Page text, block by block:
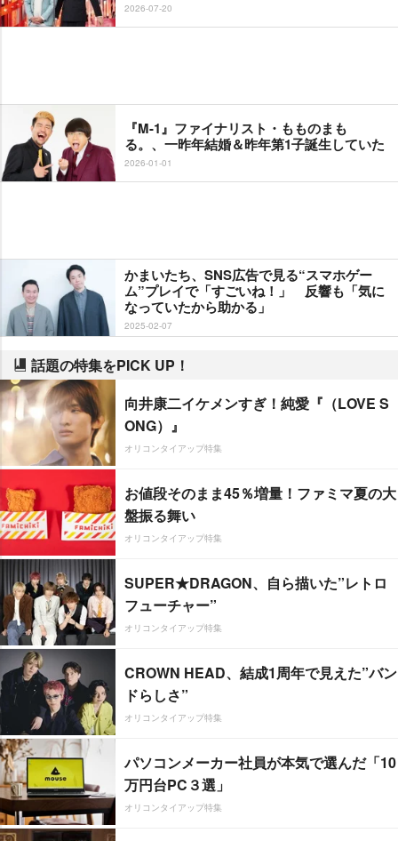
2026-07-20
『M-1』ファイナリスト・もものまも
る。、一昨年結婚＆昨年第1子誕生していた
2026-01-01
かまいたち、SNS広告で見る“スマホゲー
ム”プレイで「すごいね！」 反響も「気に
なっていたから助かる」
2025-02-07
話題の特集をPICK UP！
向井康二イケメンすぎ！純愛『（LOVE S
ONG）』
オリコンタイアップ特集
お値段そのまま45％増量！ファミマ夏の大
盤振る舞い
オリコンタイアップ特集
SUPER★DRAGON、自ら描いた”レトロ
フューチャー”
オリコンタイアップ特集
CROWN HEAD、結成1周年で見えた”バン
ドらしさ”
オリコンタイアップ特集
パソコンメーカー社員が本気で選んだ「10
万円台PC３選」
オリコンタイアップ特集